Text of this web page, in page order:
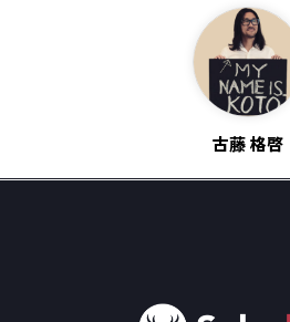
古藤 格啓